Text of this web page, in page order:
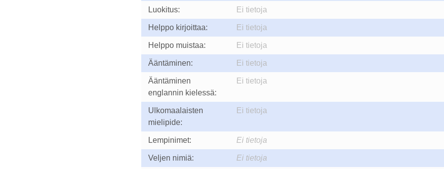
Luokitus: Ei tietoja
Helppo kirjoittaa: Ei tietoja
Helppo muistaa: Ei tietoja
Ääntäminen: Ei tietoja
Ääntäminen
englannin kielessä:
Ei tietoja
Ulkomaalaisten
mielipide:
Ei tietoja
Lempinimet: Ei tietoja
Veljen nimiä: Ei tietoja